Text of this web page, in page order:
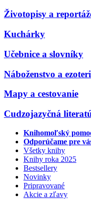
Životopisy a
Kuchárky
Učebnice a slovníky
Náboženstvo a
Mapy a cestovanie
Cudzojazyčná
Knihomoľský
Odporúčame pre
Všetky knihy
Knihy roka 2025
Bestsellery
Novinky
Pripravované
Akcie a zľavy